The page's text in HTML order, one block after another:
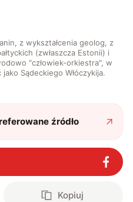
z wykształcenia geolog, z
(zwłaszcza Estonii) i
"człowiek-orkiestra", w
Sądeckiego Włóczykija.
źródło
Kopiuj